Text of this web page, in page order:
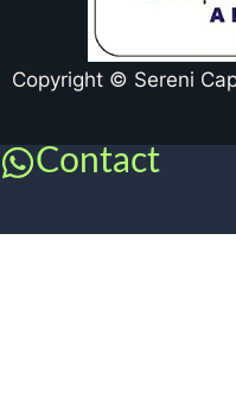
Copyright © Sereni
Contact